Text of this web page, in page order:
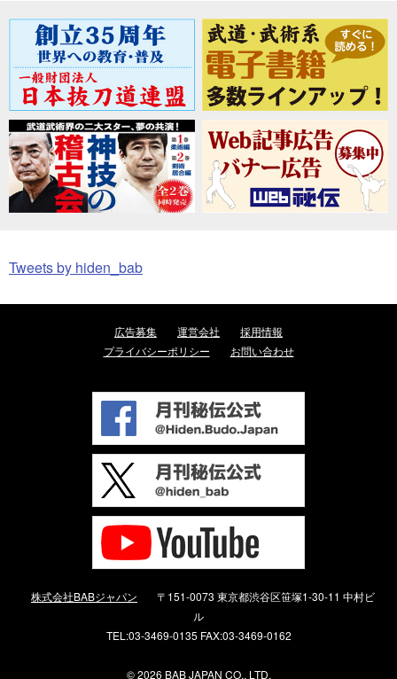
Tweets by hiden_bab
広告募集 運営会社
採用情報
プライバシーポリシー
お問い合わせ
株式会社BABジャパン
〒151-0073 東京都渋谷区笹塚1-30-11 中村ビ
ル
TEL:03-3469-0135 FAX:03-3469-0162
©2026 BAB JAPAN CO., LTD.